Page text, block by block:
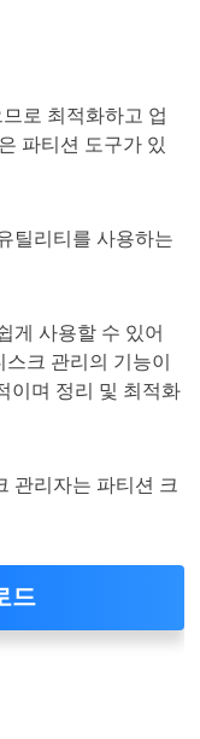
로 최적화하고 업
파티션 도구가 있
틸리티를 사용하는
게 사용할 수 있어
크 관리의 기능이
이며 정리 및 최적화
관리자는 파티션 크
드